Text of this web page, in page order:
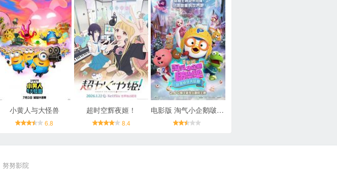
小黄人与大怪兽
6.8
超时空辉夜姬！
8.4
电影版 淘气小企鹅啵乐乐 甜蜜城堡大冒险
努努影院